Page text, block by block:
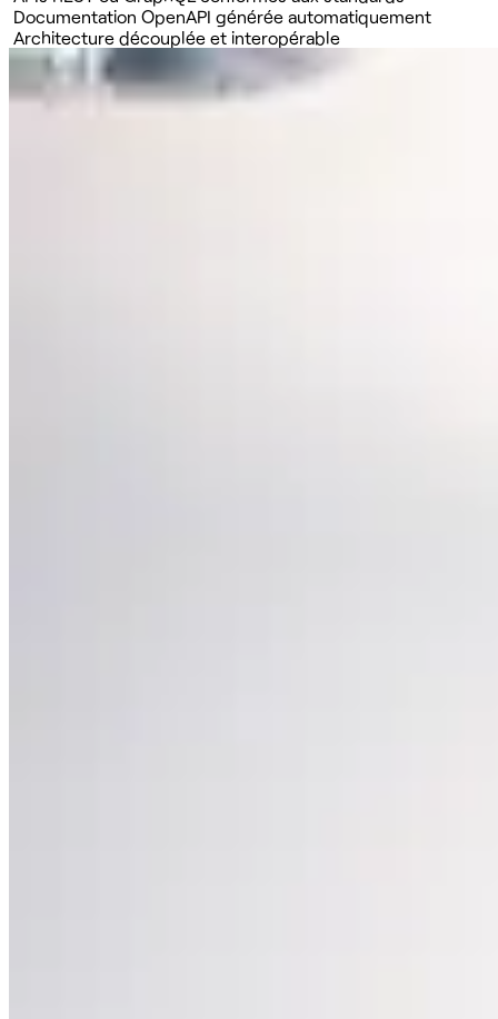
Documentation OpenAPI générée automatiquement
Architecture découplée et interopérable